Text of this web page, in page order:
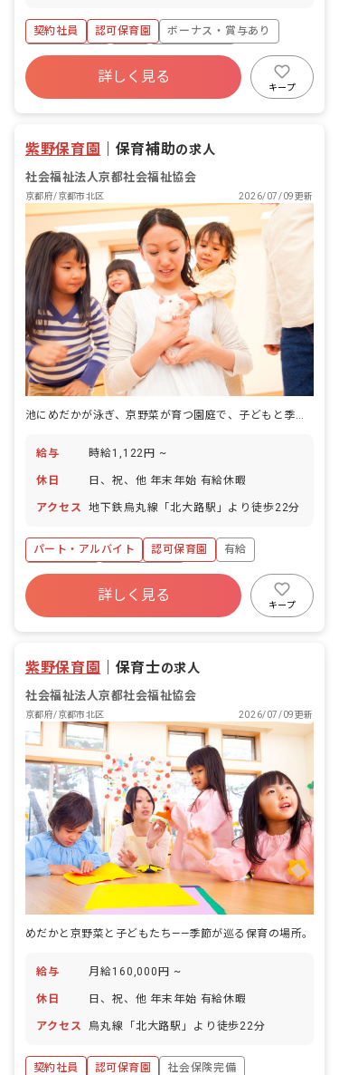
契約社員 認可保育園
ボーナス・賞与あり
社会保険完備
有給
昇給昇進あり
産休育休制度
社会福祉法人
車通勤可
詳しく見る
キープ
紫野保育園 保育補助の求人
社会福祉法人京都社会福祉協会
京都府/京都市北区 2026/07/09更新
池にめだかが泳ぎ、京野菜が育つ園庭で、子どもと季節を感じる保育。
給与 時給1,122円 ~
休日 日、祝、他 年末年始 有給休暇
アクセス 地下鉄烏丸線「北大路駅」より徒歩22分
パート・アルバイト 認可保育園
有給
残業少なめ
社会福祉法人
詳しく見る
キープ
紫野保育園 保育士の求人
社会福祉法人京都社会福祉協会
京都府/京都市北区 2026/07/09更新
めだかと京野菜と子どもたち——季節が巡る保育の場所。
給与 月給160,000円 ~
休日 日、祝、他 年末年始 有給休暇
アクセス 烏丸線「北大路駅」より徒歩22分
契約社員 認可保育園
社会保険完備